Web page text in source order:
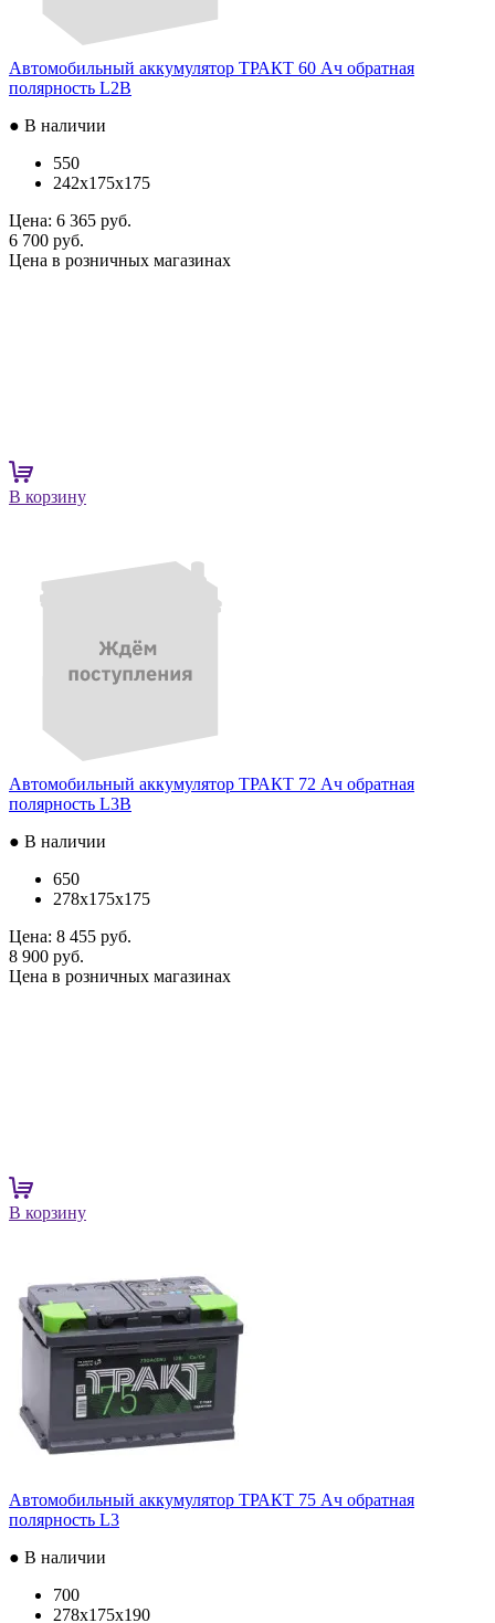
Автомобильный аккумулятор ТРАКТ 60 Ач обратная
полярность L2B
● В наличии
550
242x175x175
Цена: 6 365 руб.
6 700 руб.
Цена в розничных магазинах
В корзину
Автомобильный аккумулятор ТРАКТ 72 Ач обратная
полярность L3B
● В наличии
650
278x175x175
Цена: 8 455 руб.
8 900 руб.
Цена в розничных магазинах
В корзину
Автомобильный аккумулятор ТРАКТ 75 Ач обратная
полярность L3
● В наличии
700
278x175x190